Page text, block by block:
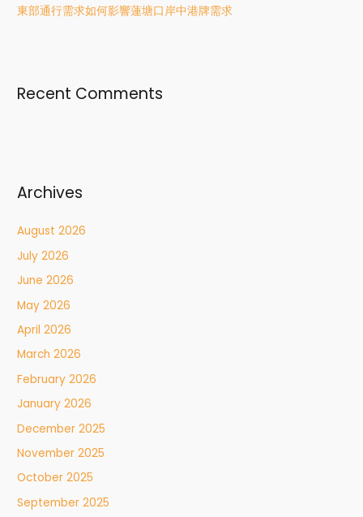
東部通行需求如何影響蓮塘口岸中港牌需求
Recent Comments
Archives
August 2026
July 2026
June 2026
May 2026
April 2026
March 2026
February 2026
January 2026
December 2025
November 2025
October 2025
September 2025